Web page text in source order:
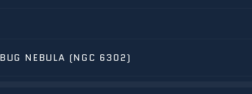
BUG NEBULA (NGC 6302)